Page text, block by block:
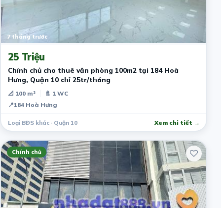
7 tháng trước
25 Triệu
Chính chủ cho thuê văn phòng 100m2 tại 184 Hoà
Hưng, Quận 10 chỉ 25tr/tháng
📐 100 m²
🚿 1 WC
📍184 Hoà Hưng
Loại BĐS khác · Quận 10 Xem chi tiết →
Chính chủ